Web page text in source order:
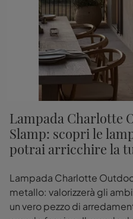
Lampada Charlotte
Slamp: scopri le
potrai arricchire la
Lampada Charlotte
metallo: valorizzerà gli
un vero pezzo di